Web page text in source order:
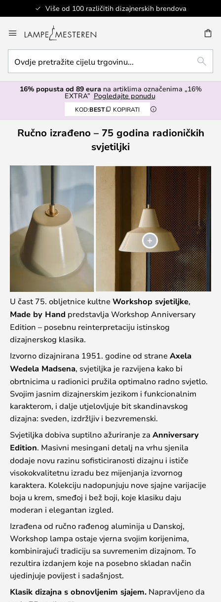
Više od 100 različitih dizajnerskih brendova
to
Content
pretražite
cijelu
trgovinu...
TRAŽI
16% popusta od 89 eurana artiklima označenima „16%
EXTRA” Pogledajte ponudu
KOD:BEST KOPIRATI
Ručno izrađeno – 75 godina radioničkih
svjetiljki
U čast 75. obljetnice kultneWorkshop svjetiljke,
Made by Hand predstavlja Workshop Anniversary
Edition – posebnu reinterpretaciju istinskog
dizajnerskog klasika.
Izvorno dizajnirana 1951. godine od straneAxela
Wedela Madsena, svjetiljka je razvijena kako bi
obrtnicima u radionici pružila optimalno radno svjetlo.
Svojim jasnim dizajnerskim jezikom i funkcionalnim
karakterom, i dalje utjelovljuje bit skandinavskog
dizajna: sveden, izdržljiv i bezvremenski.
Svjetiljka dobiva suptilno ažuriranje za Anniversary
Edition. Masivni mesingani detalj na vrhu sjenila
dodaje novu razinu sofisticiranosti dizajnu i ističe
visokokvalitetnu izradu bez mijenjanja izvornog
karaktera. Kolekciju nadopunjuju nove sjajne varijacije
boja u krem, smeđoj i bež boji, koje klasiku daju
moderan i elegantan izgled.
Izrađena od ručno rađenog aluminija u Danskoj,
Workshop lampa ostaje vjerna svojim korijenima,
kombinirajući tradiciju sa suvremenim dizajnom. To
rezultira izdanjem koje na posebno skladan način
ujedinjuje povijest i sadašnjost.
Klasik dizajna s obnovljenim sjajem. Napravljeno da